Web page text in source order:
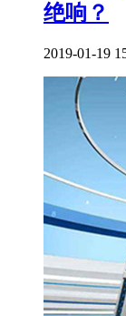
绝响？
2019-01-19